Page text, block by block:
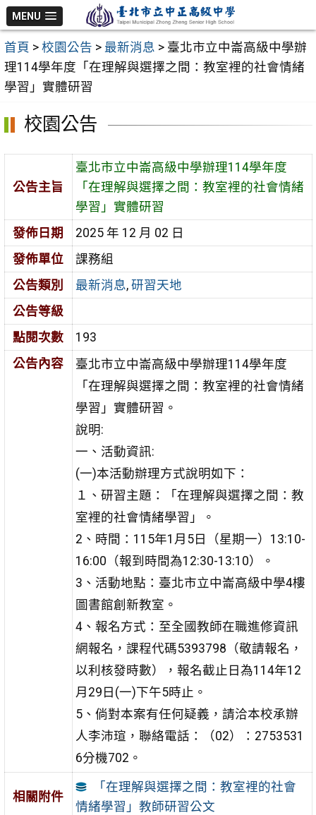
跳
至
主
要
內
MENU
首頁 > 校園公告 > 最新消息 > 臺北市立中崙高級中學辦
理114學年度「在理解與選擇之間：教室裡的社會情緒
學習」實體研習
校園公告
公告主旨
臺北市立中崙高級中學辦理114學年度
「在理解與選擇之間：教室裡的社會情緒
學習」實體研習
發佈日期
2025 年 12 月 02 日
發佈單位
課務組
公告類別
最新消息, 研習天地
公告等級
點閱次數
193
公告內容
臺北市立中崙高級中學辦理114學年度
「在理解與選擇之間：教室裡的社會情緒
學習」實體研習。
說明:
一、活動資訊:
(一)本活動辦理方式說明如下：
１、研習主題：「在理解與選擇之間：教
室裡的社會情緒學習」。
2、時間：115年1月5日（星期一）13:10-
16:00（報到時間為12:30-13:10）。
3、活動地點：臺北市立中崙高級中學4樓
圖書館創新教室。
4、報名方式：至全國教師在職進修資訊
網報名，課程代碼5393798（敬請報名，
以利核發時數），報名截止日為114年12
月29日(一)下午5時止。
5、倘對本案有任何疑義，請洽本校承辦
人李沛瑄，聯絡電話：（02）：2753531
6分機702。
相關附件
「在理解與選擇之間：教室裡的社會
情緒學習」教師研習公文